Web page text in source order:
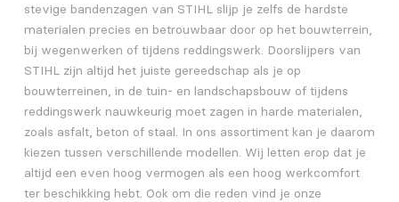
stevige bandenzagen van STIHL slijp je zelfs de hardste
materialen precies en betrouwbaar door op het bouwterrein,
bij wegenwerken of tijdens reddingswerk. Doorslijpers van
STIHL zijn altijd het juiste gereedschap als je op
bouwterreinen, in de tuin- en landschapsbouw of tijdens
reddingswerk nauwkeurig moet zagen in harde materialen,
zoals asfalt, beton of staal. In ons assortiment kan je daarom
kiezen tussen verschillende modellen. Wij letten erop dat je
altijd een even hoog vermogen als een hoog werkcomfort
ter beschikking hebt. Ook om die reden vind je onze